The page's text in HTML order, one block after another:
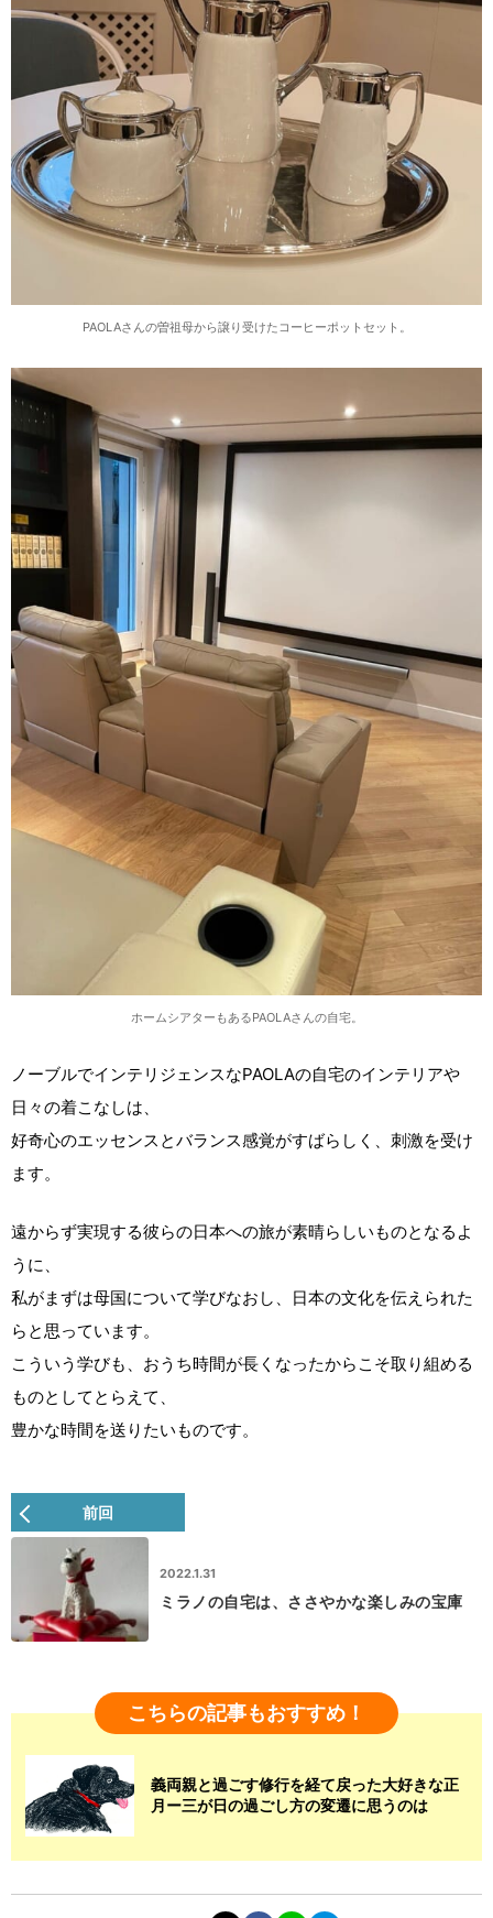
PAOLAさんの曽祖母から譲り受けたコーヒーポットセット。
ホームシアターもあるPAOLAさんの自宅。
ノーブルでインテリジェンスなPAOLAの自宅のインテリアや
日々の着こなしは、
好奇心のエッセンスとバランス感覚がすばらしく、刺激を受け
ます。
遠からず実現する彼らの日本への旅が素晴らしいものとなるよ
うに、
私がまずは母国について学びなおし、日本の文化を伝えられた
らと思っています。
こういう学びも、おうち時間が長くなったからこそ取り組める
ものとしてとらえて、
豊かな時間を送りたいものです。
前回
2022.1.31
ミラノの自宅は、ささやかな楽しみの宝庫
こちらの記事もおすすめ！
義両親と過ごす修行を経て戻った大好きな正
月ー三が日の過ごし方の変遷に思うのは